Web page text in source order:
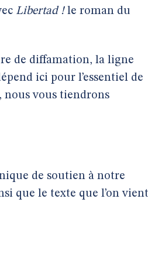
Libertad !le roman du
de diffamation, la ligne
ici pour l’essentiel de
nous vous tiendrons
de soutien à notre
que le texte que l’on vient